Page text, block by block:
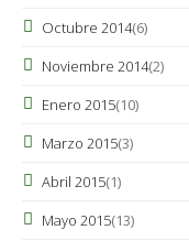
Octubre 2014(6)
Noviembre 2014(2)
Enero 2015(10)
Marzo 2015(3)
Abril 2015(1)
Mayo 2015(13)